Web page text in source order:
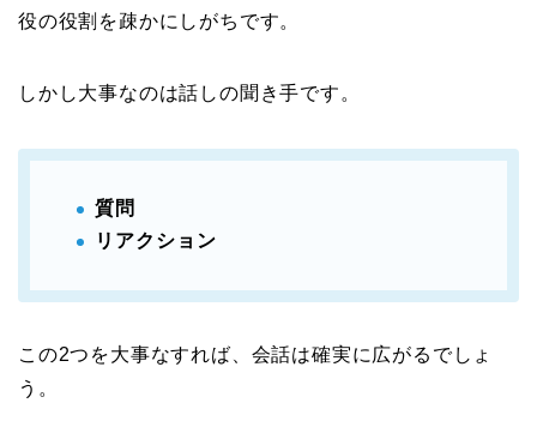
役の役割を疎かにしがちです。
しかし大事なのは話しの聞き手です。
質問
リアクション
この2つを大事なすれば、会話は確実に広がるでしょ
う。